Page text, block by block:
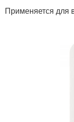
Применяется для